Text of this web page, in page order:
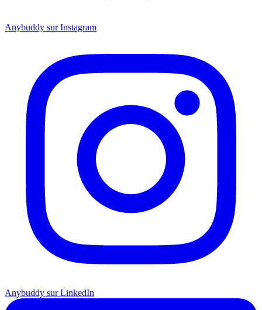
Anybuddy sur Instagram
Anybuddy sur LinkedIn